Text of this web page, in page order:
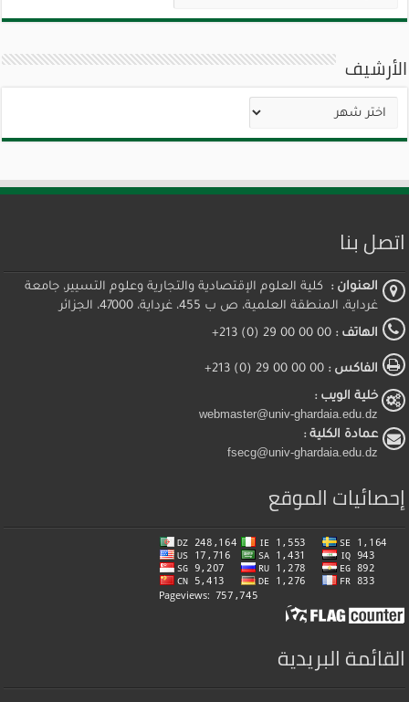
الأرشيف
الأرشيف
اتصل بنا
العنوان : كلية العلوم الإقتصادية والتجارية وعلوم التسيير، جامعة
غرداية، المنطقة العلمية، ص ب 455، غرداية، 47000، الجزائر
الهاتف : 00 00 00 29 (0) 213+
الفاكس : 00 00 00 29 (0) 213+
خلية الويب :
webmaster@univ-ghardaia.edu.dz
عمادة الكلية :
fsecg@univ-ghardaia.edu.dz
إحصائيات الموقع
القائمة البريدية